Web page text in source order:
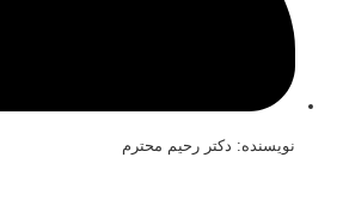
دکتر رحیم محترم